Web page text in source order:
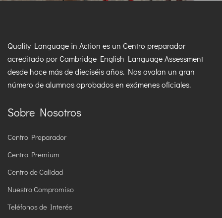
Quality Language in Action es un Centro preparador
acreditado por Cambridge English Language Assessment
desde hace más de dieciséis años. Nos avalan un gran
número de alumnos aprobados en exámenes oficiales.
Sobre Nosotros
Centro Preparador
Centro Premium
Centro de Calidad
Nuestro Compromiso
Teléfonos de Interés